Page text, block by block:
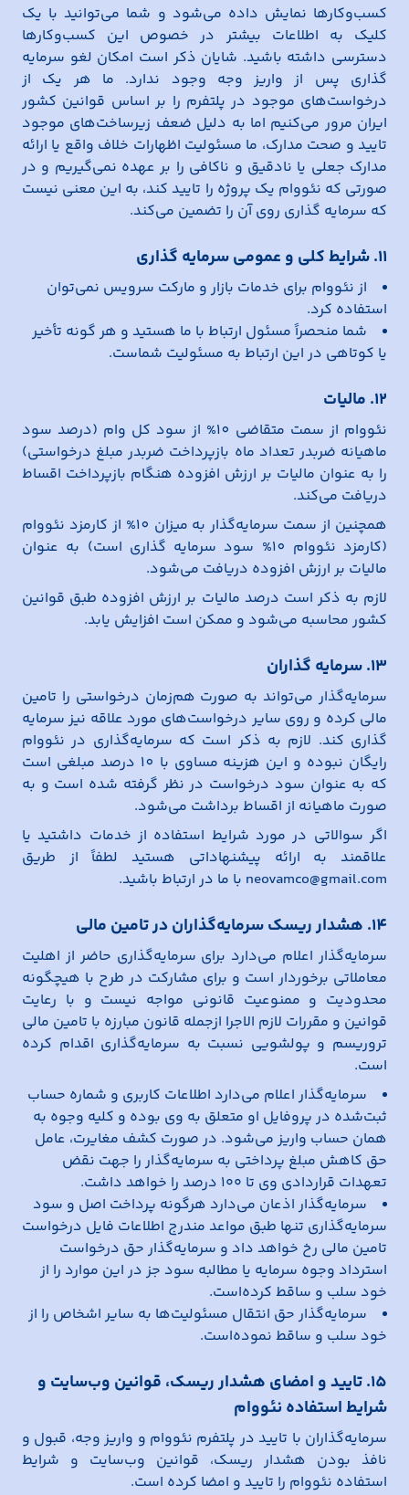
کسب‌وکارها نمایش داده می‌شود و شما می‌توانید با یک
کلیک به اطلاعات بیشتر در خصوص این کسب‌وکارها
دسترسی داشته باشید. شایان ذکر است امکان لغو سرمایه
گذاری پس از واریز وجه وجود ندارد. ما هر یک از
درخواست‌های موجود در پلتفرم را بر اساس قوانین کشور
ایران مرور می‌کنیم اما به دلیل ضعف زیرساخت‌های موجود
تایید و صحت مدارک، ما مسئولیت اظهارات خلاف واقع یا ارائه
مدارک جعلی یا نادقیق و ناکافی را بر عهده نمی‌گیریم و در
صورتی که نئووام یک پروژه را تایید کند، به این معنی نیست
که سرمایه گذاری روی آن را تضمین می‌کند.
11. شرایط کلی و عمومی سرمایه گذاری
از نئووام برای خدمات بازار و مارکت سرویس نمی‌توان
استفاده کرد.
شما منحصراً مسئول ارتباط با ما هستید و هر گونه تأخیر
یا کوتاهی در این ارتباط به مسئولیت شماست.
12. مالیات
نئووام از سمت متقاضی 10% از سود کل وام (درصد سود
ماهیانه ضربدر تعداد ماه بازپرداخت ضربدر مبلغ درخواستی)
را به عنوان مالیات بر ارزش افزوده هنگام بازپرداخت اقساط
دریافت می‌کند.
همچنین از سمت سرمایه‌گذار به میزان 10% از کارمزد نئووام
(کارمزد نئووام 10% سود سرمایه گذاری است) به عنوان
مالیات بر ارزش افزوده دریافت می‌شود.
لازم به ذکر است درصد مالیات بر ارزش افزوده طبق قوانین
کشور محاسبه می‌شود و ممکن است افزایش یابد.
13. سرمایه گذاران
سرمایه‌گذار می‌تواند به صورت هم‌زمان درخواستی را تامین
مالی کرده و روی سایر درخواست‌های مورد علاقه نیز سرمایه
گذاری کند. لازم به ذکر است که سرمایه‌گذاری در نئووام
رایگان نبوده و این هزینه مساوی با 10 درصد مبلغی است
که به عنوان سود درخواست در نظر گرفته شده است و به
صورت ماهیانه از اقساط برداشت می‌شود.
اگر سوالاتی در مورد شرایط استفاده از خدمات داشتید یا
علاقمند به ارائه پیشنهاداتی هستید لطفاً از طریق
neovamco@gmail.com با ما در ارتباط باشید.
14. هشدار ریسک سرمایه‌گذاران در تامین مالی
سرمایه‌گذار اعلام می‌دارد برای سرمایه‌گذاری حاضر از اهلیت
معاملاتی برخوردار است و برای مشارکت در طرح با هیچگونه
محدودیت و ممنوعیت قانونی مواجه نیست و با رعایت
قوانین و مقررات لازم الاجرا ازجمله قانون مبارزه با تامین مالی
تروریسم و پولشویی نسبت به سرمایه‌گذاری اقدام کرده
است.
سرمایه‌گذار اعلام می‌دارد اطلاعات کاربری و شماره حساب
ثبت‌شده در پروفایل او متعلق به وی بوده و کلیه وجوه به
همان حساب واریز می‌شود. در صورت کشف مغایرت، عامل
حق کاهش مبلغ پرداختی به سرمایه‌گذار را جهت نقض
تعهدات قراردادی وی تا ۱۰۰ درصد را خواهد داشت.
سرمایه‌گذار اذعان می‌دارد هرگونه پرداخت اصل و سود
سرمایه‌گذاری تنها طبق مواعد مندرج اطلاعات فایل درخواست
تامین مالی رخ خواهد داد و سرمایه‌گذار حق درخواست
استرداد وجوه سرمایه یا مطالبه سود جز در این موارد را از
خود سلب و ساقط کرده‌است.
سرمایه‌گذار حق انتقال مسئولیت‌ها به سایر اشخاص را از
خود سلب و ساقط نموده‌است.
15. تایید و امضای هشدار ریسک، قوانین وب‌سایت و
شرایط استفاده نئووام
سرمایه‌گذاران با تایید در پلتفرم نئووام و واریز وجه، قبول و
نافذ بودن هشدار ریسک، قوانین وب‌سایت و شرایط
استفاده نئووام را تایید و امضا کرده است.